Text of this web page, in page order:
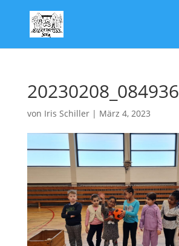
20230208_084936
von Iris Schiller| März 4, 2023